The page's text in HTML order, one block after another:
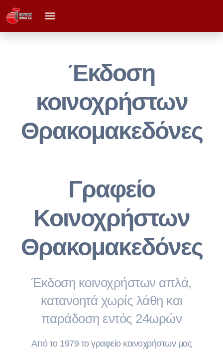
Έκδοση
κοινοχρήστων
Θρακομακεδόνες
Γραφείο
Κοινοχρήστων
Θρακομακεδόνες
Έκδοση κοινοχρήστων απλά,
κατανοητά χωρίς λάθη και
παράδοση εντός 24ωρών
Από το 1979 το γραφείο κοινοχρήστων μας